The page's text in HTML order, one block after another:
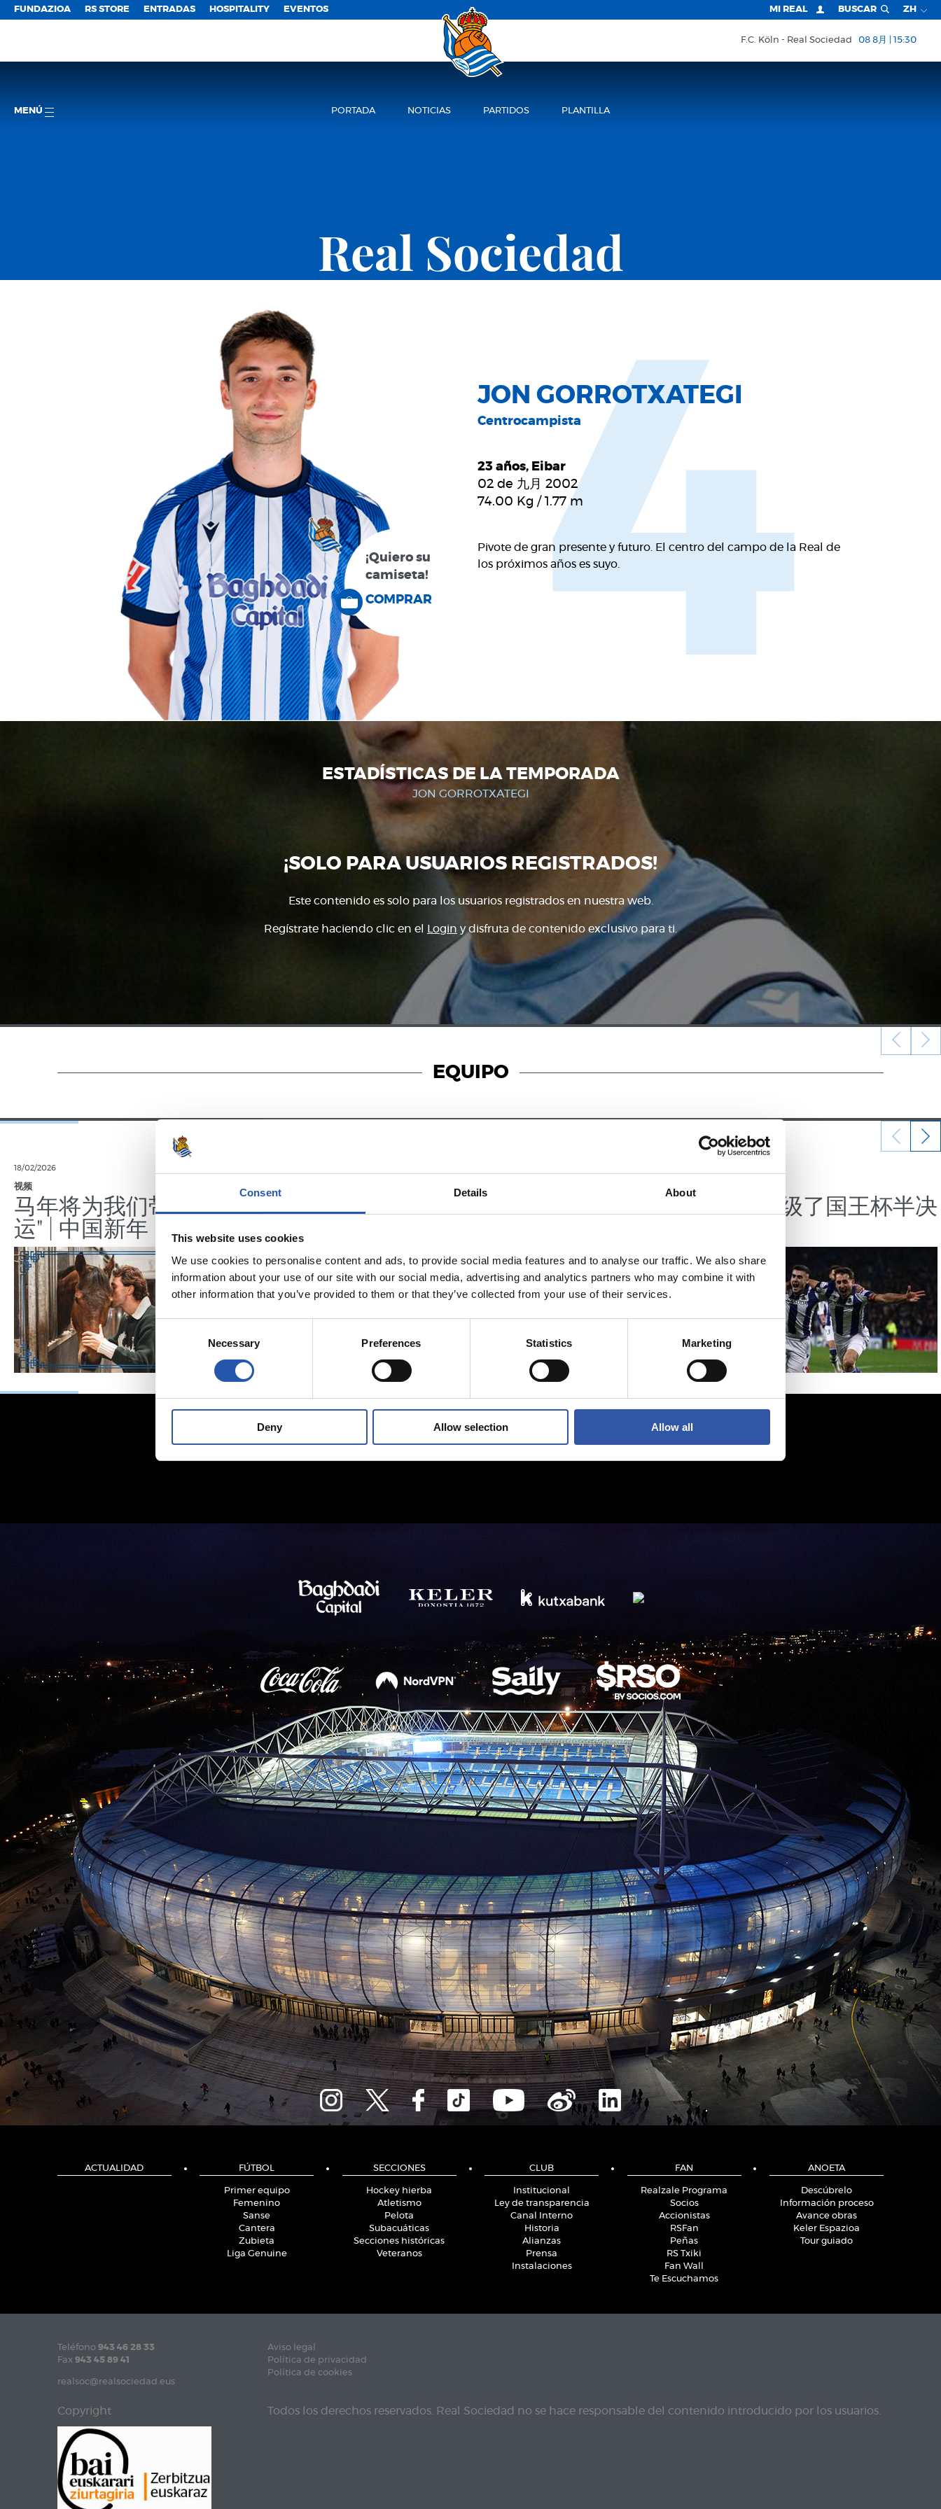
Consent Details About
This website uses cookies
We use cookies to personalise content and ads, to provide social media features and to analyse our traffic. We also share
information about your use of our site with our social media, advertising and analytics partners who may combine it with
other information that you’ve provided to them or that they’ve collected from your use of their services.
Consent
Necessary Preferences Statistics Marketing
Deny Allow selection Allow all
FUNDAZIOA RS STORE ENTRADAS HOSPITALITY EVENTOS MI REAL BUSCAR ZH
F.C. Köln Real Sociedad 08 8月 | 15:30
MENÚ PORTADA NOTICIAS PARTIDOS PLANTILLA
Real Sociedad
¡Quiero su
camiseta!
COMPRAR
JON GORROTXATEGI
Centrocampista
23 años, Eibar
02 de 九月 2002
74.00 Kg / 1.77m
Pivote de gran presente y futuro. El centro del campo de la Real de
los próximos años es suyo.4
ESTADÍSTICAS DE LA TEMPORADA
JON GORROTXATEGI
¡SOLO PARA USUARIOS REGISTRADOS!
Este contenido es solo para los usuarios registrados en nuestra web.
Regístrate haciendo clic en el Login y disfruta de contenido exclusivo para ti.
EQUIPO
18/02/2026
视频
马年将为我们带来好
运" | 中国新年
视频
我们球场的又一个辉煌 我们晋级了国王杯半决
ACTUALIDAD FÚTBOL
Primer equipo
Femenino
Sanse
Cantera
Zubieta
Liga Genuine
SECCIONES
Hockey hierba
Atletismo
Pelota
Subacuáticas
Secciones históricas
Veteranos
CLUB
Institucional
Ley de transparencia
Canal Interno
Historia
Alianzas
Prensa
Instalaciones
FAN
Realzale Programa
Socios
Accionistas
RSFan
Peñas
RS Txiki
Fan Wall
Te Escuchamos
ANOETA
Descúbrelo
Información proceso
Avance obras
Keler Espazioa
Tour guiado
Teléfono 943 46 28 33
Fax 943 45 89 41
realsoc@realsociedad.eus
Aviso legal
Política de privacidad
Política de cookies
Copyright Todos los derechos reservados. Real Sociedad no se hace responsable del contenido introducido por los usuarios.